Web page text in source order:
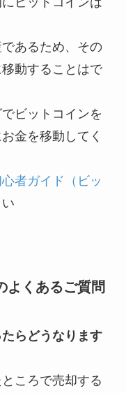
あるため、その
動することはで
ビットコインを
金を移動してく
者ガイド（ビッ
よくあるご質問
らどうなります
ころで売却する